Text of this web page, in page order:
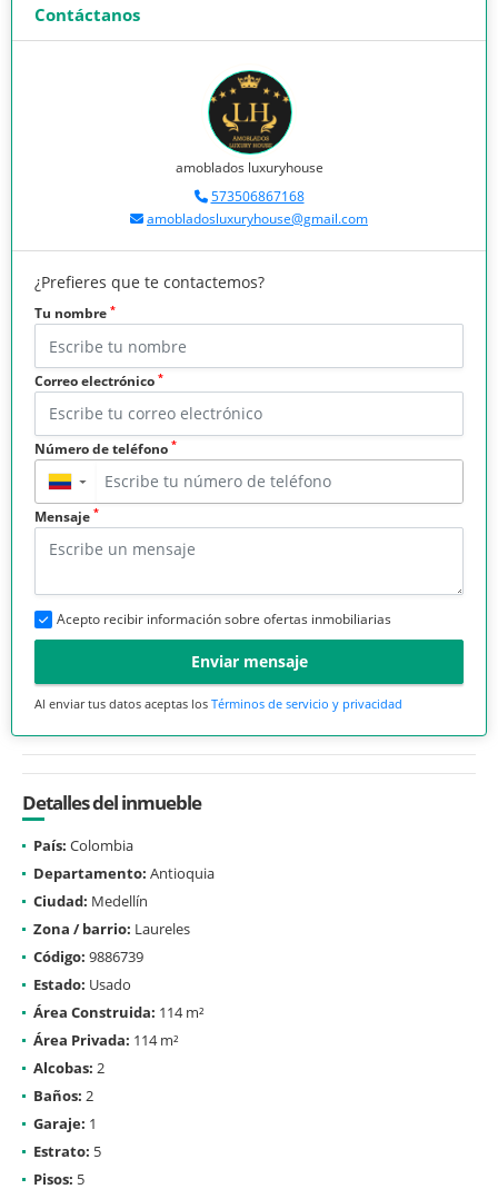
Contáctanos
amoblados luxuryhouse
573506867168
amobladosluxuryhouse@gmail.com
¿Prefieres que te contactemos?
Tu nombre *
Correo electrónico *
Número de teléfono *
▼
Mensaje *
Acepto recibir información sobre ofertas inmobiliarias
Enviar mensaje
Al enviar tus datos aceptas los Términos de servicio y privacidad
Detalles del inmueble
País: Colombia
Departamento: Antioquia
Ciudad: Medellín
Zona / barrio: Laureles
Código: 9886739
Estado: Usado
Área Construida: 114 m²
Área Privada: 114 m²
Alcobas: 2
Baños: 2
Garaje: 1
Estrato: 5
Pisos: 5